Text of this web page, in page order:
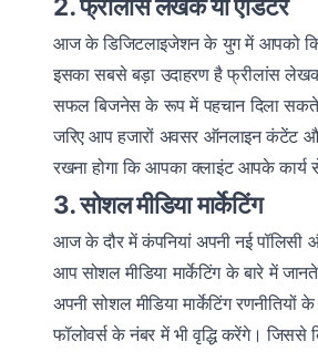
2. फ्रीलांस लेखक या एडिटर
आज के डिजिटलाइजेशन के युग में आपको
इसका सबसे बड़ा उदाहरण है फ्रीलांस
सफल बिजनेस के रूप में पहचान दिला
जरिए आप हजारों अवसर ऑनलाइन कंटेंट
रखना होगा कि आपका क्लाइंट आपके कार्य
3. सोशल मीडिया मार्केटिंग
आज के दौर में कंपनियां अपनी नई पॉलिसी
आप सोशल मीडिया मार्केटिंग के बारे में
अपनी सोशल मीडिया मार्केटिंग
फॉलोवर्स के नंबर में भी वृद्धि करेंगे। जिससे